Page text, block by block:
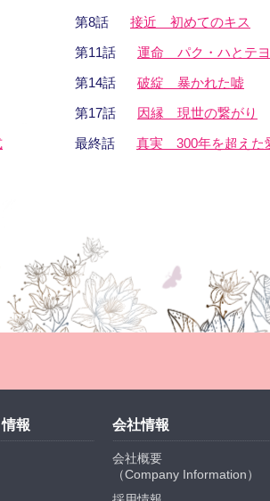
第8話 接近 初めてのキス
第11話 運命 パク・ハとテ
第14話 破綻 暴かれた嘘
第17話 因縁 現世の繋がり
最終話 真実 300年を超えた
報 会社情報
会社概要
（Company Information）